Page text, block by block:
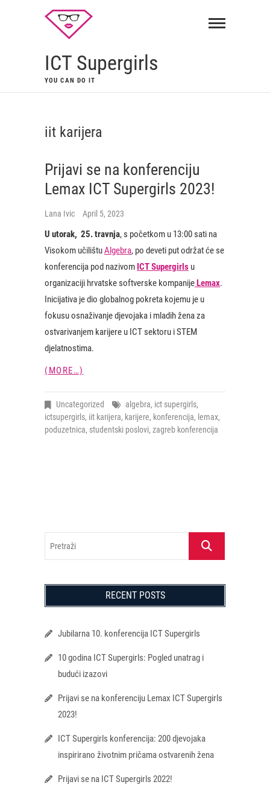
ICT Supergirls
YOU CAN DO IT
iit karijera
Prijavi se na konferenciju
Lemax ICT Supergirls 2023!
Lana Ivic April 5, 2023
U utorak, 25. travnja, s početkom u 13:00 sati na
Visokom učilištuAlgebra, po deveti put održat će se
konferencija pod nazivom ICT Supergirls u
organizaciji hrvatske softverske kompanijeLemax.
Inicijativa je dio globalnog pokreta kojemu je u
fokusu osnaživanje djevojaka i mladih žena za
ostvarivanjem karijere u ICT sektoru i STEM
djelatnostima.
(MORE…)
Uncategorized algebra, ict supergirls,
ictsupergirls, iit karijera, karijere, konferencija, lemax,
poduzetnica, studentski poslovi, zagreb konferencija
Pretraži
RECENT POSTS
Jubilarna 10. konferencija ICT Supergirls
10 godina ICT Supergirls: Pogled unatrag i
budući izazovi
Prijavi se na konferenciju Lemax ICT Supergirls
2023!
ICT Supergirls konferencija: 200 djevojaka
inspirirano životnim pričama ostvarenih žena
Prijavi se na ICT Supergirls 2022!